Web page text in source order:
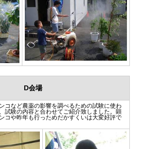
D会場
コなど農薬の影響を調べるための試験に使わ
試験の内容と合わせてご紹介致しました。顕
コや昨年も行っためだかすくいは大変好評で